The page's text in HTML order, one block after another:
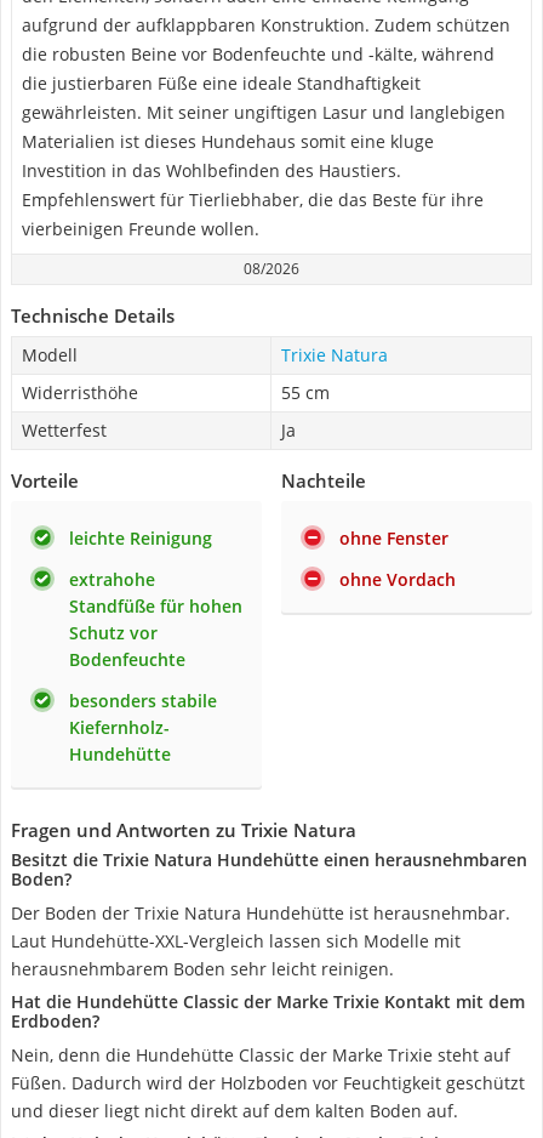
aufgrund der aufklappbaren Konstruktion. Zudem schützen
die robusten Beine vor Bodenfeuchte und -kälte, während
die justierbaren Füße eine ideale Standhaftigkeit
gewährleisten. Mit seiner ungiftigen Lasur und langlebigen
Materialien ist dieses Hundehaus somit eine kluge
Investition in das Wohlbefinden des Haustiers.
Empfehlenswert für Tierliebhaber, die das Beste für ihre
vierbeinigen Freunde wollen.
08/2026
Technische Details
Modell
Trixie Natura
Widerristhöhe
55 cm
Wetterfest
Ja
Vorteile
leichte Reinigung
extrahohe
Standfüße für hohen
Schutz vor
Bodenfeuchte
besonders stabile
Kiefernholz-
Hundehütte
Nachteile
ohne Fenster
ohne Vordach
Fragen und Antworten zu Trixie Natura
Besitzt die Trixie Natura Hundehütte einen herausnehmbaren
Boden?
Der Boden der Trixie Natura Hundehütte ist herausnehmbar.
Laut Hundehütte-XXL-Vergleich lassen sich Modelle mit
herausnehmbarem Boden sehr leicht reinigen.
Hat die Hundehütte Classic der Marke Trixie Kontakt mit dem
Erdboden?
Nein, denn die Hundehütte Classic der Marke Trixie steht auf
Füßen. Dadurch wird der Holzboden vor Feuchtigkeit geschützt
und dieser liegt nicht direkt auf dem kalten Boden auf.